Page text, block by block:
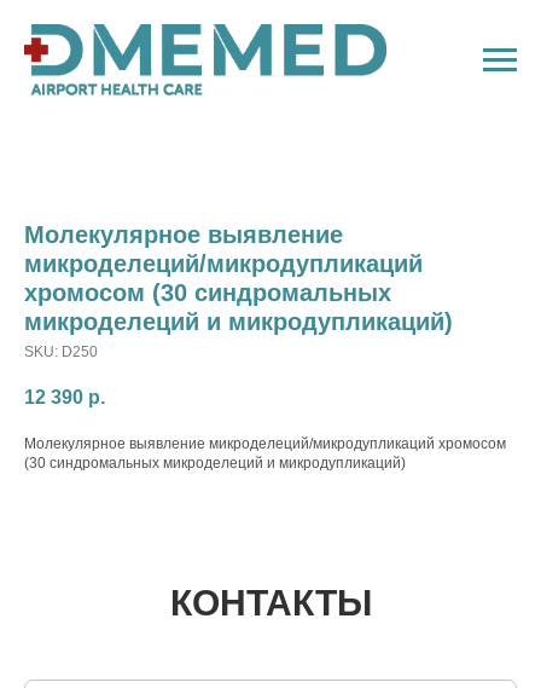
Молекулярное выявление
микроделеций/микродупликаций
хромосом (30 синдромальных
микроделеций и микродупликаций)
SKU: D250
12 390 р.
Молекулярное выявление микроделеций/микродупликаций хромосом
(30 синдромальных микроделеций и микродупликаций)
КОНТАКТЫ